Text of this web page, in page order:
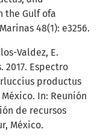
the Gulf ofa
48(1): e3256.
Valdez, E.
2017. Espectro
productus
In: Reunión
de recursos
México.